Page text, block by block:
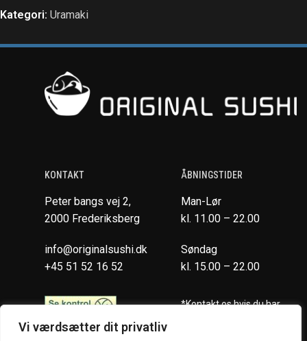
Vi værdsætter dit privatliv
Kategori: Uramaki
KONTAKT
Peter bangs vej 2,
2000 Frederiksberg
info@originalsushi.dk
+45 51 52 16 52
ÅBNINGSTIDER
Man-Lør
kl. 11.00 – 22.00
Søndag
kl. 15.00 – 22.00
*Kontakt os hvis du har